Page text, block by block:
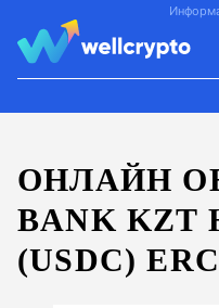
ОНЛАЙН
BANK KZT
(USDC)